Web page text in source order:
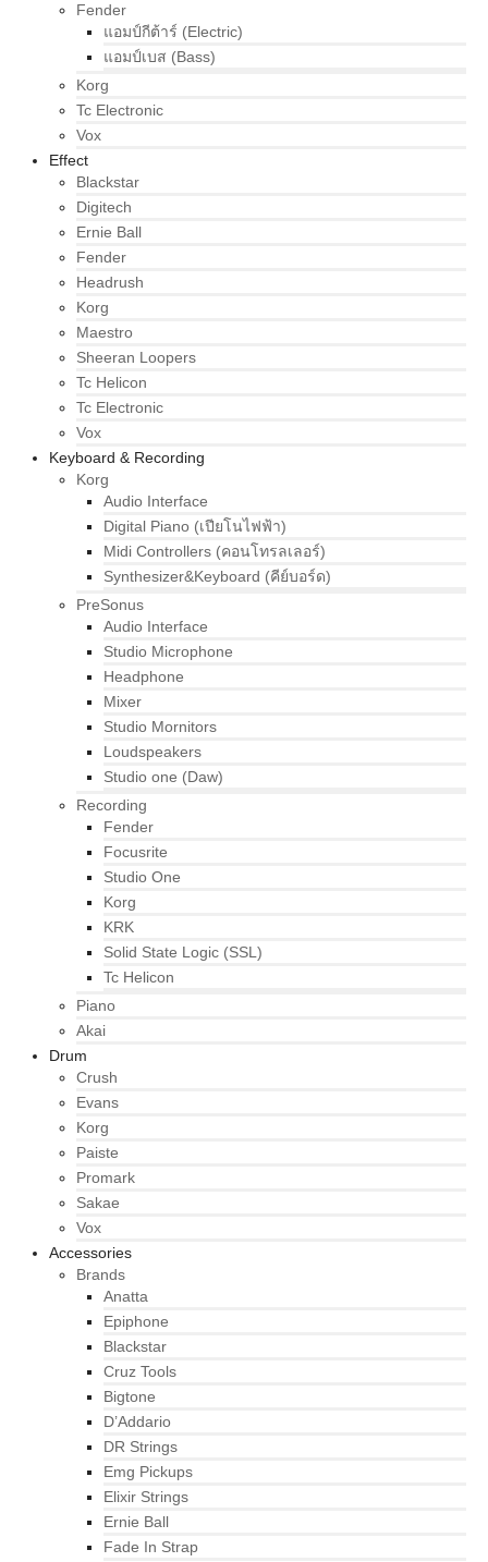
Fender
แอมป์กีต้าร์ (Electric)
แอมป์เบส (Bass)
Korg
Tc Electronic
Vox
Effect
Blackstar
Digitech
Ernie Ball
Fender
Headrush
Korg
Maestro
Sheeran Loopers
Tc Helicon
Tc Electronic
Vox
Keyboard & Recording
Korg
Audio Interface
Digital Piano (เปียโนไฟฟ้า)
Midi Controllers (คอนโทรลเลอร์)
Synthesizer&Keyboard (คีย์บอร์ด)
PreSonus
Audio Interface
Studio Microphone
Headphone
Mixer
Studio Mornitors
Loudspeakers
Studio one (Daw)
Recording
Fender
Focusrite
Studio One
Korg
KRK
Solid State Logic (SSL)
Tc Helicon
Piano
Akai
Drum
Crush
Evans
Korg
Paiste
Promark
Sakae
Vox
Accessories
Brands
Anatta
Epiphone
Blackstar
Cruz Tools
Bigtone
D’Addario
DR Strings
Emg Pickups
Elixir Strings
Ernie Ball
Fade In Strap